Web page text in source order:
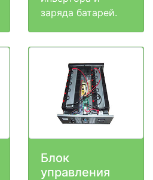
заряда батарей.
Блок
управления